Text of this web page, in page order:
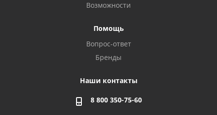
Возможности
Помощь
Вопрос-ответ
Бренды
Наши контакты
8 800 350-75-60